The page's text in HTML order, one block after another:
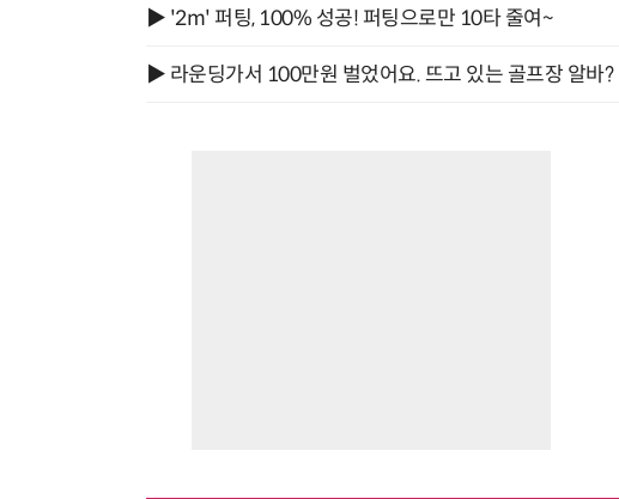
▶ '2m' 퍼팅, 100% 성공! 퍼팅으로만 10타 줄여~
▶ 라운딩가서 100만원 벌었어요. 뜨고 있는 골프장 알바?